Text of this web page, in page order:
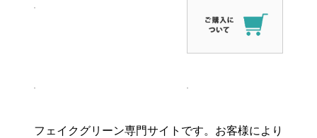
フェイクグリーン専門サイトです。お客様により